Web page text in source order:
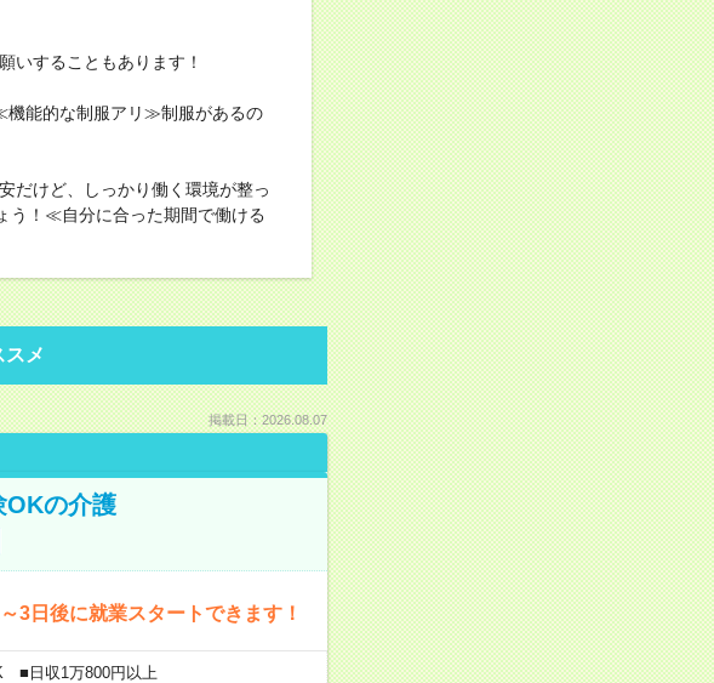
することもあります！
能的な制服アリ≫制服があるの
だけど、しっかり働く環境が整っ
う！≪自分に合った期間で働ける
スメ
掲載日：2026.08.07
OKの介護
3日後に就業スタートできます！
■日収1万800円以上